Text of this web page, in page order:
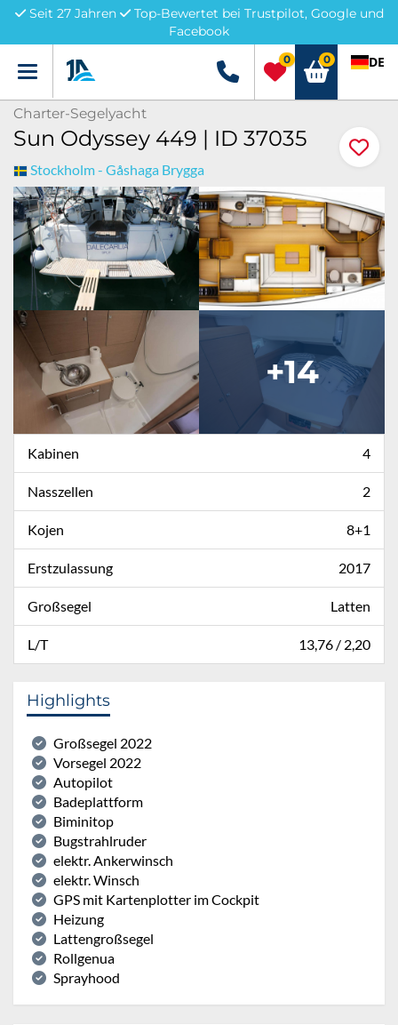
Seit 27 Jahren
Top-Bewertet bei Trustpilot, Google und
Facebook
Menü +49 5741 3222690
0 0 DE
Charter-Segelyacht
Sun Odyssey 449 | ID 37035
Stockholm - Gåshaga Brygga
+14
Kabinen 4
Nasszellen 2
Kojen 8+1
Erstzulassung 2017
Großsegel Latten
L/T 13,76 / 2,20
Highlights
Großsegel 2022
Vorsegel 2022
Autopilot
Badeplattform
Biminitop
Bugstrahlruder
elektr. Ankerwinsch
elektr. Winsch
GPS mit Kartenplotter im Cockpit
Heizung
Lattengroßsegel
Rollgenua
Sprayhood